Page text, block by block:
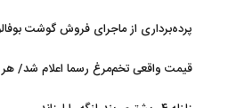
پرده‌برداری از ماجرای فروش گوشت
قیمت واقعی تخم‌مرغ رسما اعلام شد/